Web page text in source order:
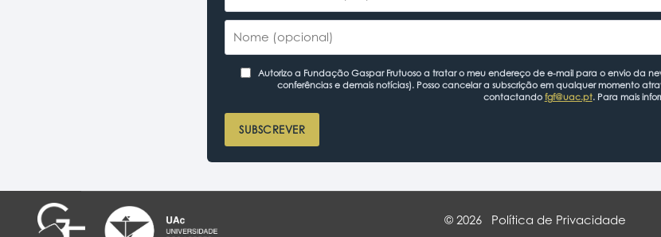
Autorizo a Fundação Gaspar Frutuoso a tratar o meu endereço de e-mail para o envio da
conferências e demais notícias). Posso cancelar a subscrição em qualquer momento
contactando fgf@uac.pt. Para mais
SUBSCREVER
© 2026 Política de Privacidade